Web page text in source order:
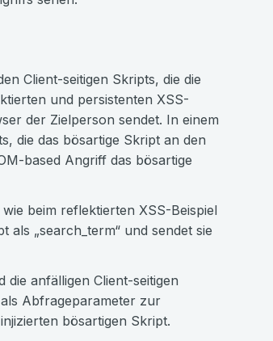
Client-seitigen Skripts, die die
und persistenten XSS-
der Zielperson sendet. In einem
die das bösartige Skript an den
based Angriff das bösartige
beim reflektierten XSS-Beispiel
„search_term“ und sendet sie
anfälligen Client-seitigen
Abfrageparameter zur
bösartigen Skript.